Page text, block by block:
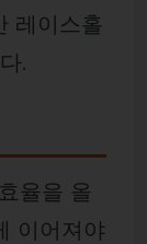
레이스홀
.
율을 올
이어져야